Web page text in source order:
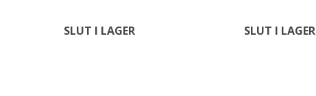
SLUT I LAGER SLUT I LAGER